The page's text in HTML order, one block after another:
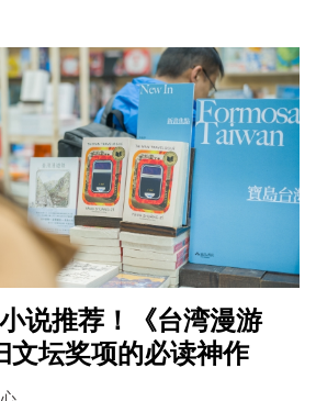
说推荐！《台湾漫游
文坛奖项的必读神作